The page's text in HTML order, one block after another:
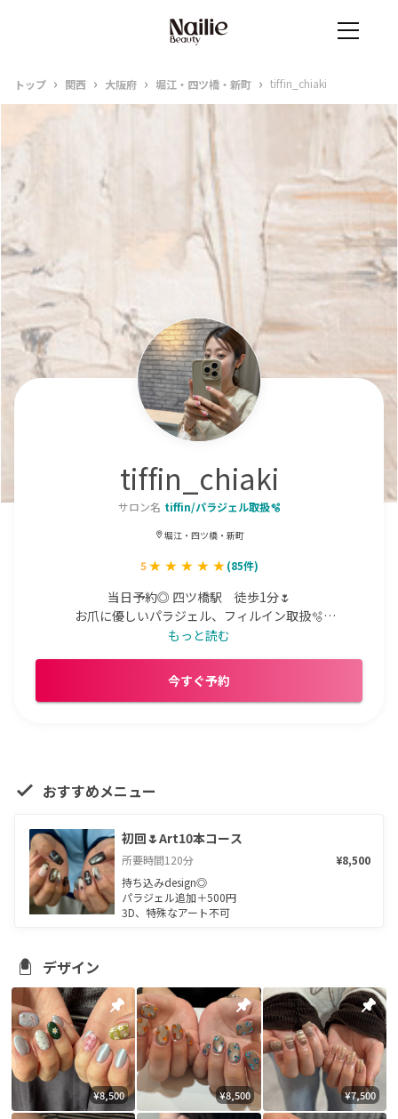
トップ › 関西 › 大阪府 › 堀江・四ツ橋・新町 › tiffin_chiaki
tiffin_chiaki
サロン名 tiffin/パラジェル取扱🫧
堀江・四ツ橋・新町
5 (85件)
当日予約◎ 四ツ橋駅　徒歩1分🌷
お爪に優しいパラジェル、フィルイン取扱🫧
ニュアンス🪐カジュアル🫐個性派デザインが好きです☺️🖤
×になっていてもご案内できる場合がございますので、空
き状況などお気軽にお問い合わせください🩵
もっと読む
今すぐ予約
おすすめメニュー
初回🌷Art10本コース
所要時間120分
¥8,500
持ち込みdesign◎
パラジェル追加＋500円
3D、特殊なアート不可
デザイン
¥8,500 ¥8,500 ¥7,500